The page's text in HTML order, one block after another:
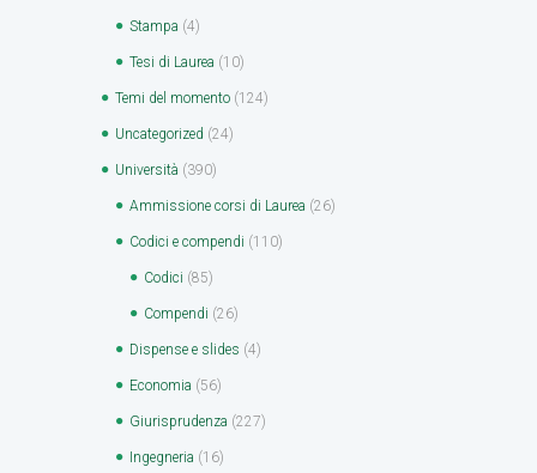
Stampa (4)
Tesi di Laurea (10)
Temi del momento (124)
Uncategorized (24)
Università (390)
Ammissione corsi di Laurea (26)
Codici e compendi (110)
Codici (85)
Compendi (26)
Dispense e slides (4)
Economia (56)
Giurisprudenza (227)
Ingegneria (16)